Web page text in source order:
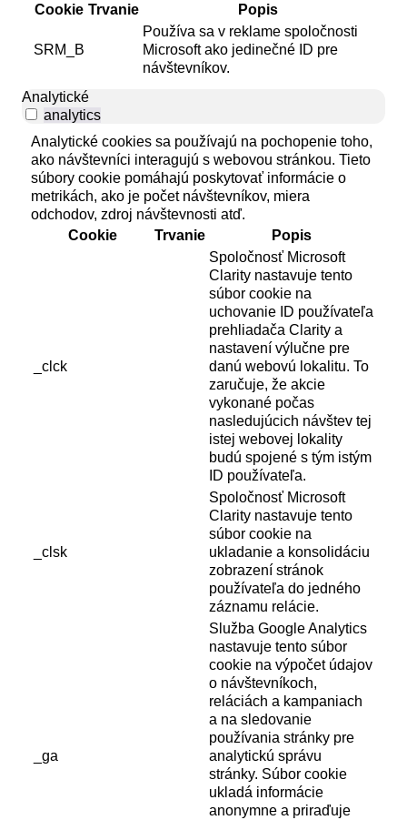
Cookie Trvanie Popis
SRM_B
Používa sa v reklame spoločnosti
Microsoft ako jedinečné ID pre
návštevníkov.
Analytické
analytics
Analytické cookies sa používajú na pochopenie toho,
ako návštevníci interagujú s webovou stránkou. Tieto
súbory cookie pomáhajú poskytovať informácie o
metrikách, ako je počet návštevníkov, miera
odchodov, zdroj návštevnosti atď.
Cookie
Trvanie Popis
_clck
Spoločnosť Microsoft
Clarity nastavuje tento
súbor cookie na
uchovanie ID používateľa
prehliadača Clarity a
nastavení výlučne pre
danú webovú lokalitu. To
zaručuje, že akcie
vykonané počas
nasledujúcich návštev tej
istej webovej lokality
budú spojené s tým istým
ID používateľa.
_clsk
Spoločnosť Microsoft
Clarity nastavuje tento
súbor cookie na
ukladanie a konsolidáciu
zobrazení stránok
používateľa do jedného
záznamu relácie.
_ga
Služba Google Analytics
nastavuje tento súbor
cookie na výpočet údajov
o návštevníkoch,
reláciách a kampaniach
a na sledovanie
používania stránky pre
analytickú správu
stránky. Súbor cookie
ukladá informácie
anonymne a priraďuje